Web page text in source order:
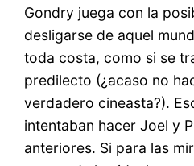
Gondry juega con la
desligarse de aquel
toda costa, como si se
predilecto (¿acaso no
verdadero cineasta?).
intentaban hacer Joel y
anteriores. Si para las